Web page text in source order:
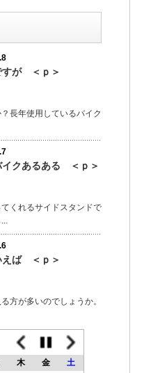
すが ＜ｐ＞
長年使用しているバイク
イクあるある ＜ｐ＞
くれるサイドスタンドで
えば ＜ｐ＞
方が多いのでしょうか。
木 金
土